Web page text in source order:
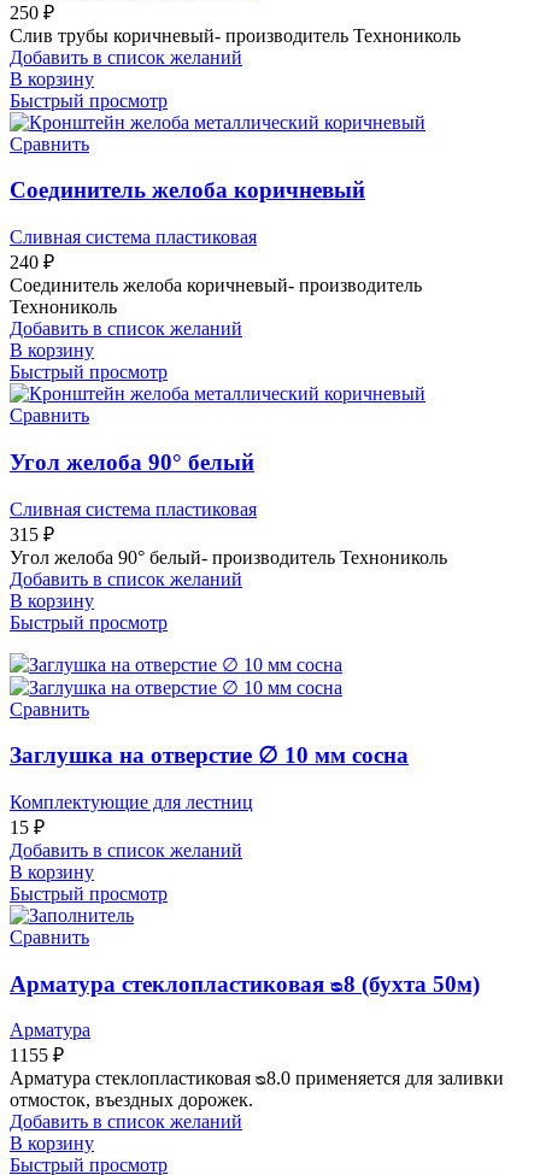
250 ₽
Слив трубы коричневый- производитель Технониколь
Добавить в список желаний
В корзину
Быстрый просмотр
Сравнить
Соединитель желоба коричневый
Сливная система пластиковая
240 ₽
Соединитель желоба коричневый- производитель
Технониколь
Добавить в список желаний
В корзину
Быстрый просмотр
Сравнить
Угол желоба 90° белый
Сливная система пластиковая
315 ₽
Угол желоба 90° белый- производитель Технониколь
Добавить в список желаний
В корзину
Быстрый просмотр
Сравнить
Заглушка на отверстие ∅ 10 мм сосна
Комплектующие для лестниц
15 ₽
Добавить в список желаний
В корзину
Быстрый просмотр
Сравнить
Арматура стеклопластиковая ᴓ8 (бухта 50м)
Арматура
1155 ₽
Арматура стеклопластиковая ᴓ8.0 применяется для заливки
отмосток, въездных дорожек.
Добавить в список желаний
В корзину
Быстрый просмотр